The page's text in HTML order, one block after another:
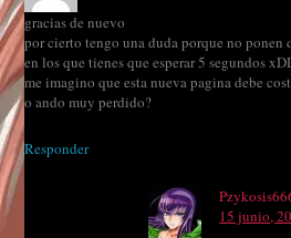
gracias de nuevo
por cierto tengo una duda porque no ponen
en los que tienes que esperar 5 segundos
me imagino que esta nueva pagina debe
o ando muy perdido?
Responder
15 junio,